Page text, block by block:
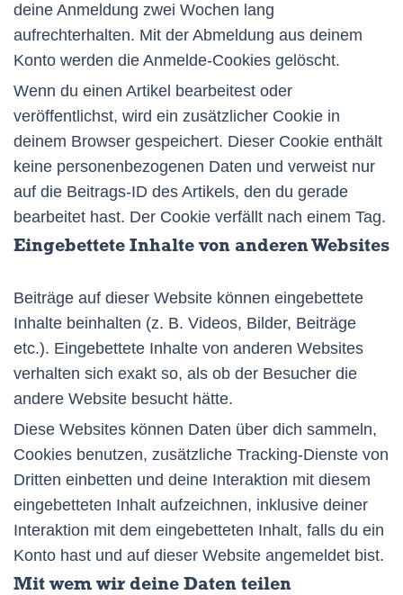
deine Anmeldung zwei Wochen lang
aufrechterhalten. Mit der Abmeldung aus deinem
Konto werden die Anmelde-Cookies gelöscht.
Wenn du einen Artikel bearbeitest oder
veröffentlichst, wird ein zusätzlicher Cookie in
deinem Browser gespeichert. Dieser Cookie enthält
keine personenbezogenen Daten und verweist nur
auf die Beitrags-ID des Artikels, den du gerade
bearbeitet hast. Der Cookie verfällt nach einem Tag.
Eingebettete Inhalte von anderen Websites
Beiträge auf dieser Website können eingebettete
Inhalte beinhalten (z. B. Videos, Bilder, Beiträge
etc.). Eingebettete Inhalte von anderen Websites
verhalten sich exakt so, als ob der Besucher die
andere Website besucht hätte.
Diese Websites können Daten über dich sammeln,
Cookies benutzen, zusätzliche Tracking-Dienste von
Dritten einbetten und deine Interaktion mit diesem
eingebetteten Inhalt aufzeichnen, inklusive deiner
Interaktion mit dem eingebetteten Inhalt, falls du ein
Konto hast und auf dieser Website angemeldet bist.
Mit wem wir deine Daten teilen